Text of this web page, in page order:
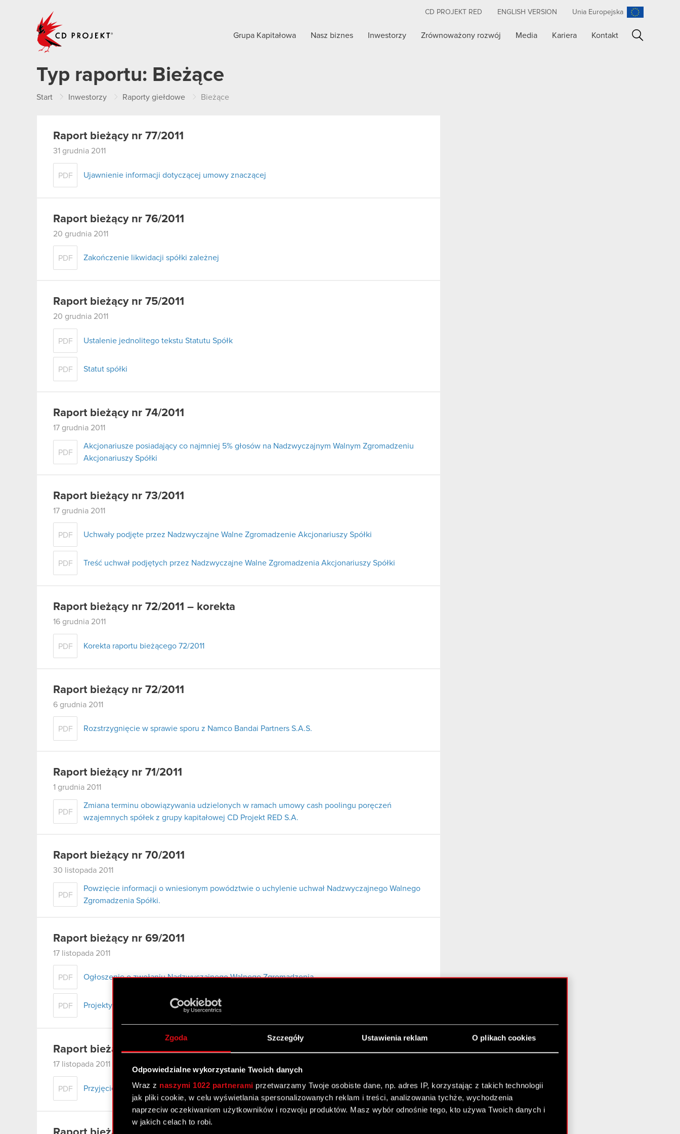
Zgoda Szczegóły Ustawienia reklam O plikach cookies
Odpowiedzialne wykorzystanie Twoich danych
Wraz z naszymi 1022 partnerami przetwarzamy Twoje osobiste dane, np. adres IP, korzystając z takich technologii
jak pliki cookie, w celu wyświetlania spersonalizowanych reklam i treści, analizowania tychże, wychodzenia
naprzeciw oczekiwaniom użytkowników i rozwoju produktów. Masz wybór odnośnie tego, kto używa Twoich danych i
w jakich celach to robi.
CD PROJEKT RED ENGLISH VERSION Unia Europejska
Grupa Kapitałowa Nasz biznes Inwestorzy Zrównoważony rozwój Media Kariera Kontakt
Typ raportu: Bieżące
Start Inwestorzy Raporty giełdowe Bieżące
Raport bieżący nr 77/2011
31 grudnia 2011
PDF Ujawnienie informacji dotyczącej umowy znaczącej
Raport bieżący nr 76/2011
20 grudnia 2011
PDF Zakończenie likwidacji spółki zależnej
Raport bieżący nr 75/2011
20 grudnia 2011
PDF Ustalenie jednolitego tekstu Statutu Spółk
PDF Statut spółki
Raport bieżący nr 74/2011
17 grudnia 2011
PDF
Akcjonariusze posiadający co najmniej 5% głosów na Nadzwyczajnym Walnym Zgromadzeniu
Akcjonariuszy Spółki
Raport bieżący nr 73/2011
17 grudnia 2011
PDF Uchwały podjęte przez Nadzwyczajne Walne Zgromadzenie Akcjonariuszy Spółki
PDF Treść uchwał podjętych przez Nadzwyczajne Walne Zgromadzenia Akcjonariuszy Spółki
Raport bieżący nr 72/2011 – korekta
16 grudnia 2011
PDF Korekta raportu bieżącego 72/2011
Raport bieżący nr 72/2011
6 grudnia 2011
PDF Rozstrzygnięcie w sprawie sporu z Namco Bandai Partners S.A.S.
Raport bieżący nr 71/2011
1 grudnia 2011
PDF
Zmiana terminu obowiązywania udzielonych w ramach umowy cash poolingu poręczeń
wzajemnych spółek z grupy kapitałowej CD Projekt RED S.A.
Raport bieżący nr 70/2011
30 listopada 2011
PDF
Powzięcie informacji o wniesionym powództwie o uchylenie uchwał Nadzwyczajnego Walnego
Zgromadzenia Spółki.
Raport bieżący nr 69/2011
17 listopada 2011
PDF Ogłoszenie o zwołaniu Nadzwyczajnego Walnego Zgromadzenia
PDF Projekty uchwał Nadzwyczajnego Walnego Zgromadzenia CD Projekt RED S.A.
Raport bieżący nr 68/2011
17 listopada 2011
PDF Przyjęcie założeń strategii działalności grupy kapitałowej CD Projekt RED S.A.